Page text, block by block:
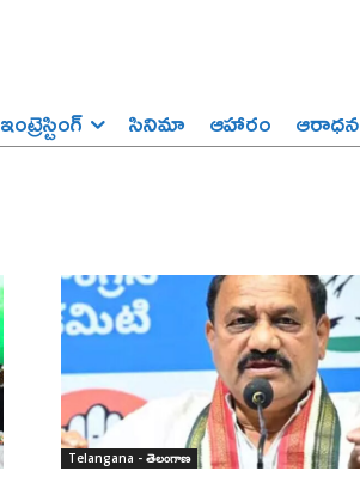
ఇంట్రెస్టింగ్‌ సినిమా ఆహారం ఆరాధన
Telangana - తెలంగాణ